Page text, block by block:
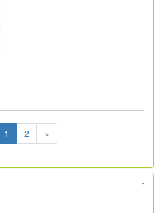
1 2 »